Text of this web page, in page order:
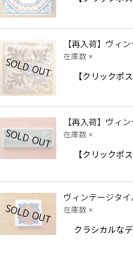
【再入荷】ヴィ
在庫数 ×
【クリックポ
【再入荷】ヴィ
在庫数 ×
【クリックポ
ヴィンテージタ
在庫数 ×
クラシカルな